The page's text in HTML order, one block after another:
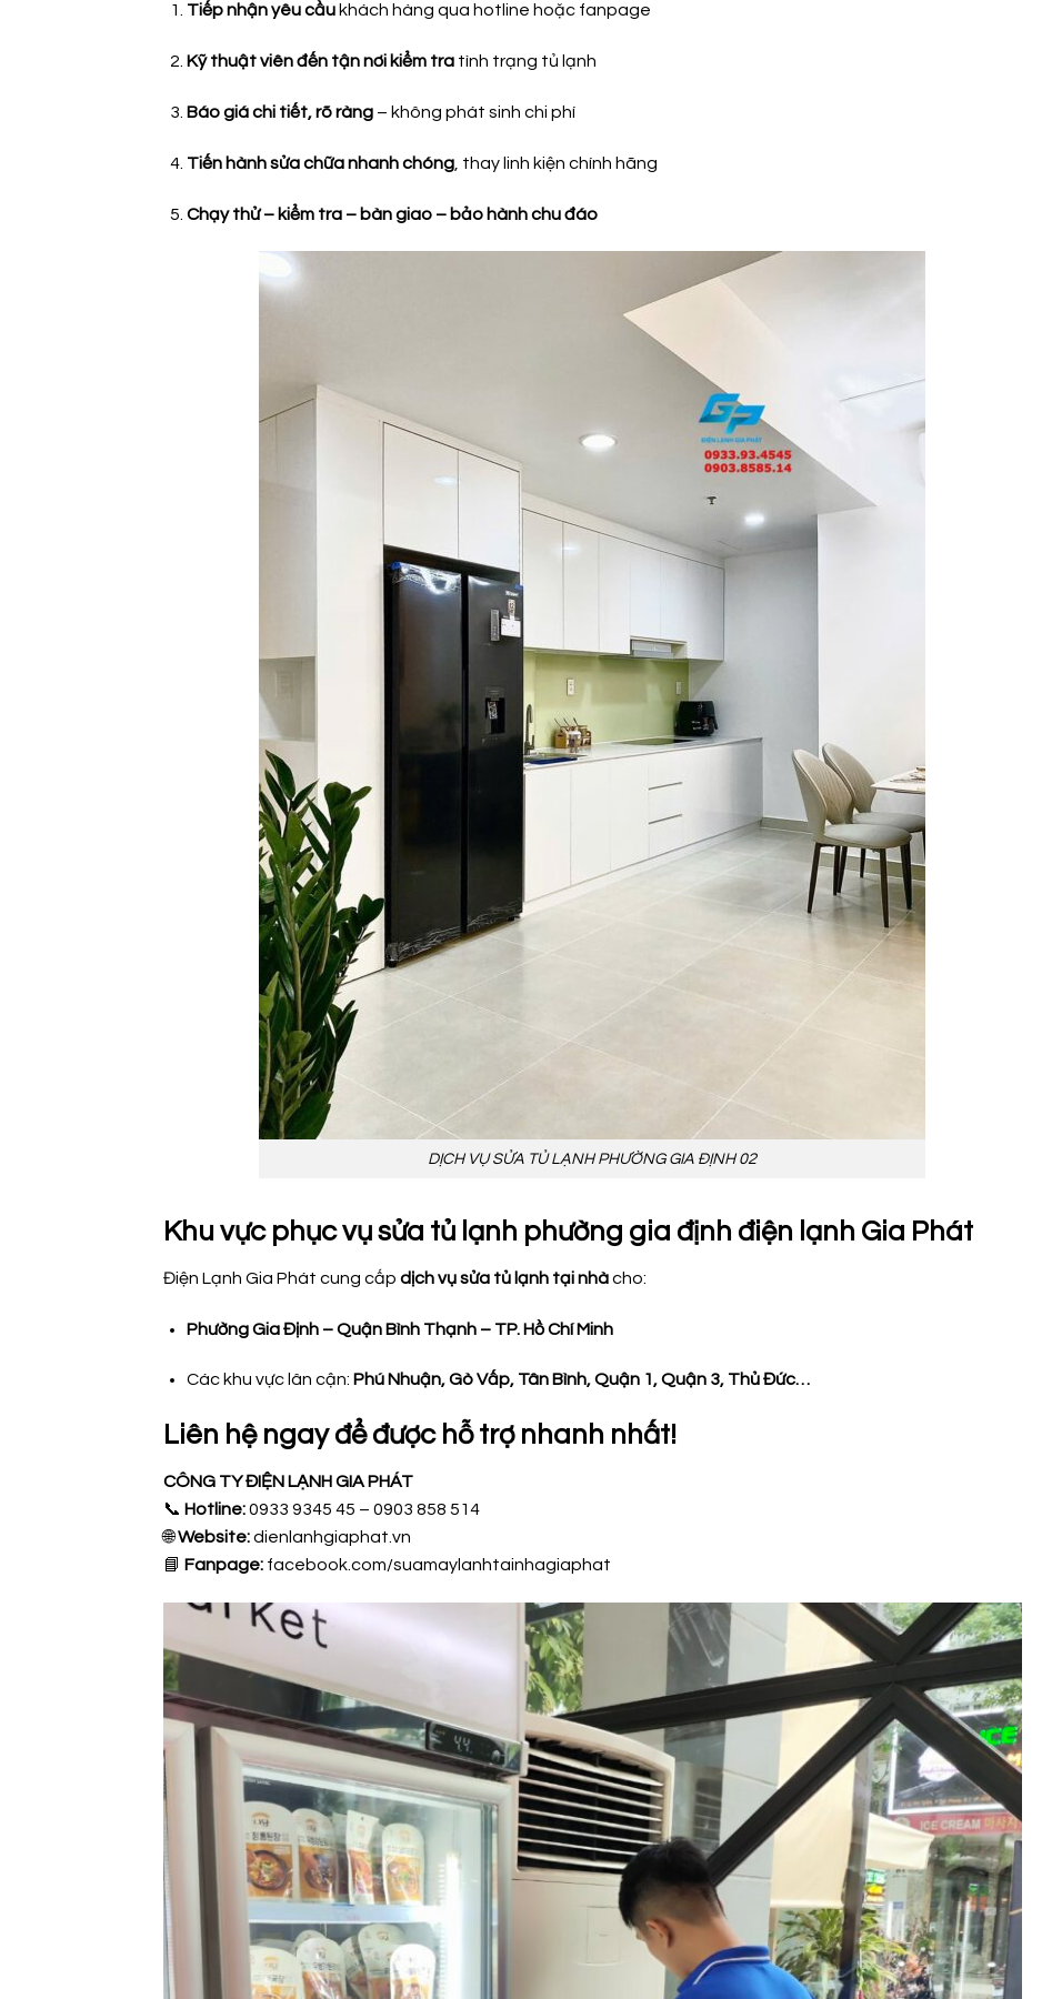
Tiếp nhận yêu cầukhách hàng qua hotline hoặc fanpage
Kỹ thuật viên đến tận nơi kiểm tratình trạng tủ lạnh
Báo giá chi tiết, rõ ràng– không phát sinh chi phí
Tiến hành sửa chữa nhanh chóng, thay linh kiện chính hãng
Chạy thử – kiểm tra – bàn giao – bảo hành chu đáo
DỊCH VỤ SỬA TỦ LẠNH PHƯỜNG GIA ĐỊNH 02
Khu vực phục vụ sửa tủ lạnh phường gia định điện lạnh Gia Phát
Điện Lạnh Gia Phát cung cấp dịch vụ sửa tủ lạnh tại nhàcho:
Phường Gia Định – Quận Bình Thạnh – TP. Hồ Chí Minh
Các khu vực lân cận: Phú Nhuận, Gò Vấp, Tân Bình, Quận 1, Quận 3, Thủ Đức…
Liên hệ ngay để được hỗ trợ nhanh nhất!
CÔNG TY ĐIỆN LẠNH GIA PHÁT
📞 Hotline:0933 9345 45 – 0903 858 514
🌐Website:dienlanhgiaphat.vn
📘 Fanpage: facebook.com/suamaylanhtainhagiaphat